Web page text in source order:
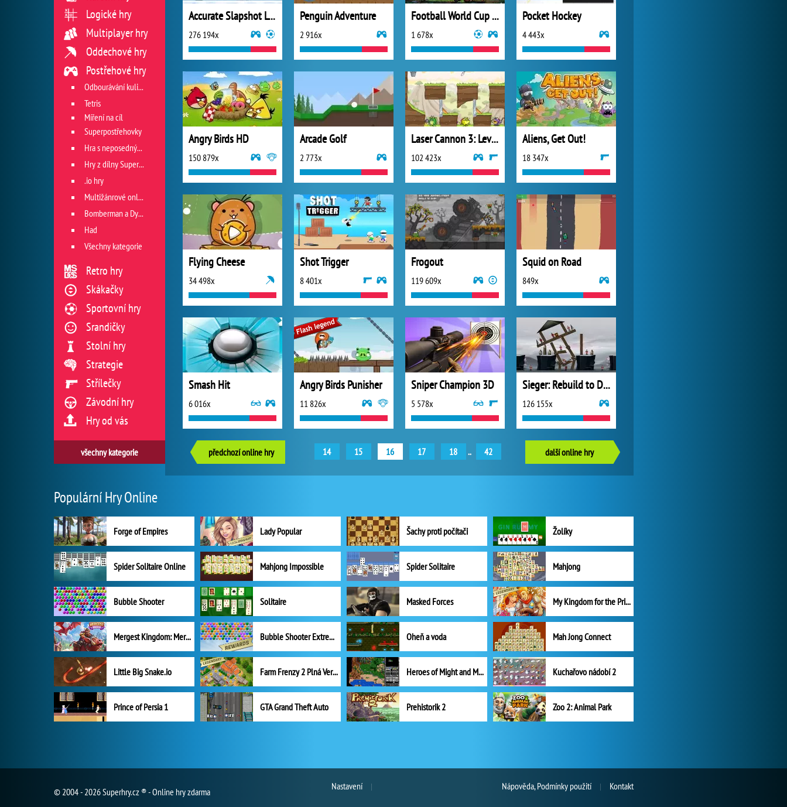
Accurate Slapshot Level Pack
276 194x
Penguin Adventure
2 916x
Football World Cup Pro
1 678x
Pocket Hockey
4 443x
Angry Birds HD
150 879x
Arcade Golf
2 773x
Laser Cannon 3: Level Pack
102 423x
Aliens, Get Out!
18 347x
Flying Cheese
34 498x
Shot Trigger
8 401x
Frogout
119 609x
Squid on Road
849x
Smash Hit
6 016x
Angry Birds Punisher
11 826x
Sniper Champion 3D
5 578x
Sieger: Rebuild to Destroy
126 155x
předchozí online hry 14 15 16 17 18 .. 42 další online hry
Logické hry
Multiplayer hry
Oddechové hry
Postřehové hry
Odbourávání kuliček
Tetris
Míření na cíl
Superpostřehovky
Hra s neposedným míčkem
Hry z dílny Superhry.cz
.io hry
Multižánrové online hry
Bomberman a Dyna Blaster
Had
Všechny kategorie
Retro hry
Skákačky
Sportovní hry
Srandičky
Stolní hry
Strategie
Střílečky
Závodní hry
Hry od vás
všechny kategorie
Lady Popular
Populární Hry Online
Forge of Empires Lady Popular Šachy proti počítači Žolíky
Spider Solitaire Online Mahjong Impossible Spider Solitaire Mahjong
Bubble Shooter Solitaire Masked Forces My Kingdom for the Princess Plná verze
Mergest Kingdom: Merge Puzzle Bubble Shooter Extreme Oheň a voda Mah Jong Connect
Little Big Snake.io Farm Frenzy 2 Plná Verze Heroes of Might and Magic II Kuchařovo nádobí 2
Prince of Persia 1 GTA Grand Theft Auto Prehistorik 2 Zoo 2: Animal Park
Nastavení
© 2004 - 2026 Superhry.cz ® - Online hry zdarma Nápověda, Podmínky použití Kontakt